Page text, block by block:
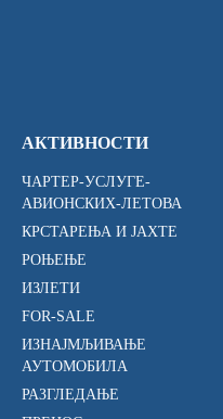
АКТИВНОСТИ
ЧАРТЕР-УСЛУГЕ-
АВИОНСКИХ-ЛЕТОВА
КРСТАРЕЊА И ЈАХТЕ
РОЊЕЊЕ
ИЗЛЕТИ
FOR-SALE
ИЗНАЈМЉИВАЊЕ
АУТОМОБИЛА
РАЗГЛЕДАЊЕ